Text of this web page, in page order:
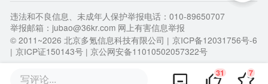
写评论... 31 7
违法和不良信息、未成年人保护举报电话：010-89650707
举报邮箱：jubao@36kr.com 网上有害信息举报
© 2011~2026 北京多氪信息科技有限公司 | 京ICP备12031756号-6
| 京ICP证150143号 | 京公网安备11010502057322号